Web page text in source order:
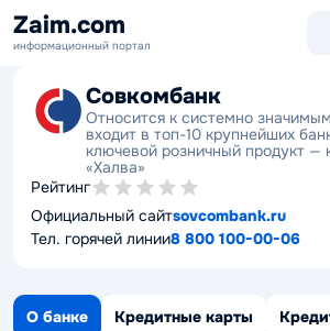
Zaim.com
информационный портал
Совкомбанк
Относится к системно
входит в топ-10 крупнейших
ключевой розничный продукт —
«Халва»
Рейтинг
Официальный сайтsovcombank.ru
Тел. горячей линии8 800 100-00-06
О банке Кредитные карты